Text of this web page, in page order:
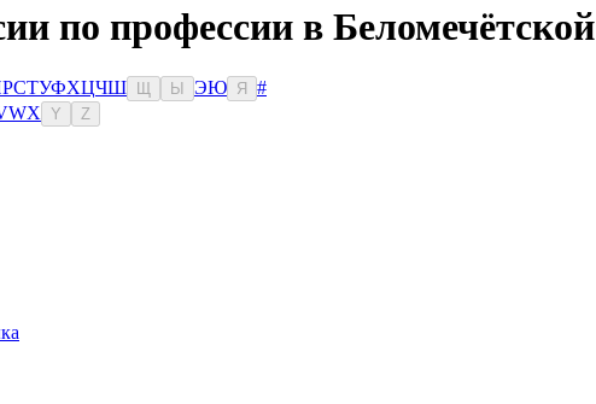
по профессии в Беломечётской
РСТУФХЦЧШ Ы ЭЮ Я
#
WX Y Z